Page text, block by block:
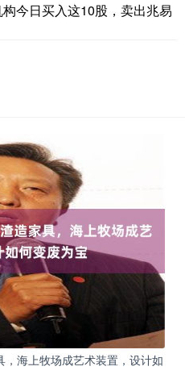
今日买入这10股，卖出兆易
海上牧场成艺术装置，设计如